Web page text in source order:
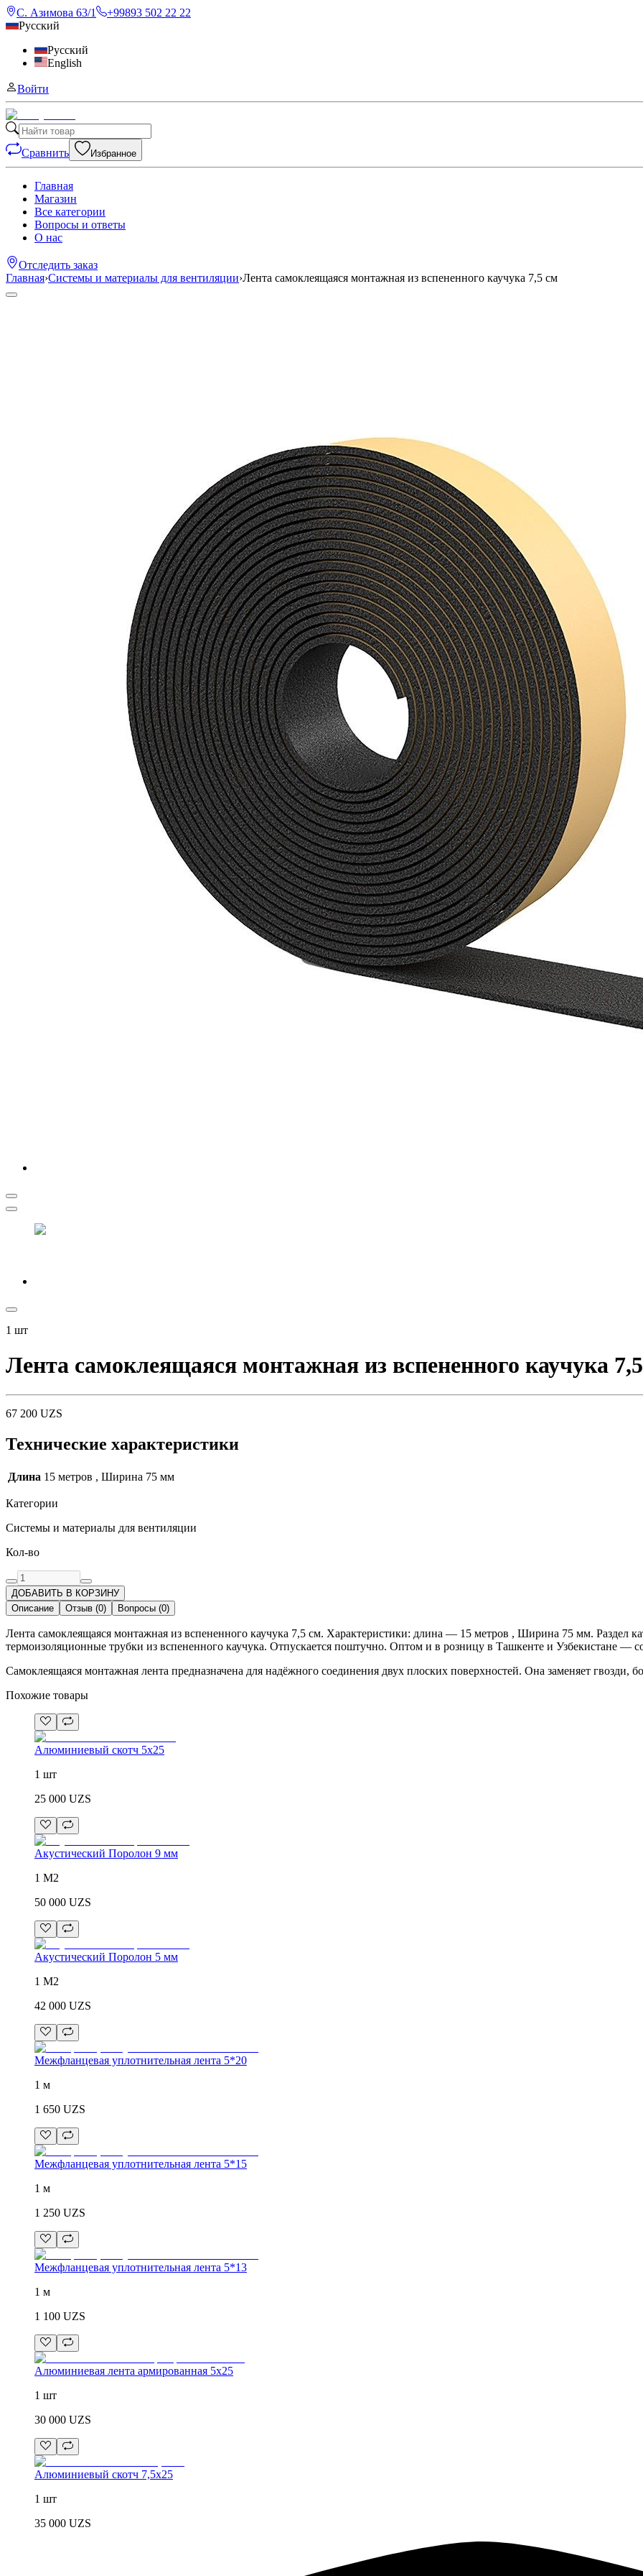
С. Азимова 63/1
+99893 502 22 22
Русский
Русский
English
Войти
Сравнить Избранное
Главная
Магазин
Все категории
Вопросы и ответы
О нас
Отследить заказ
Главная›Системы и материалы для вентиляции›Лента самоклеящаяся монтажная из вспененного каучука 7,5 см
1 шт
Лента самоклеящаяся монтажная из вспененного каучука
67 200 UZS
Технические характеристики
Длина 15 метров , Ширина 75 мм
Категории
Системы и материалы для вентиляции
Кол-во
ДОБАВИТЬ В КОРЗИНУ
Описание
Отзыв (0) Вопросы (0)
Лента самоклеящаяся монтажная из вспененного каучука 7,5 см. Характеристики: длина — 15 метров , Ширина 75 мм. Раздел
термоизоляционные трубки из вспененного каучука. Отпускается поштучно. Оптом и в розницу в Ташкенте и Узбекистане —
Самоклеящаяся монтажная лента предназначена для надёжного соединения двух плоских поверхностей. Она заменяет гвозди,
Похожие товары
Алюминиевый скотч 5х25
1 шт
25 000 UZS
Акустический Поролон 9 мм
1 М2
50 000 UZS
Акустический Поролон 5 мм
1 М2
42 000 UZS
Межфланцевая уплотнительная лента 5*20
1 м
1 650 UZS
Межфланцевая уплотнительная лента 5*15
1 м
1 250 UZS
Межфланцевая уплотнительная лента 5*13
1 м
1 100 UZS
Алюминиевая лента армированная 5х25
1 шт
30 000 UZS
Алюминиевый скотч 7,5х25
1 шт
35 000 UZS